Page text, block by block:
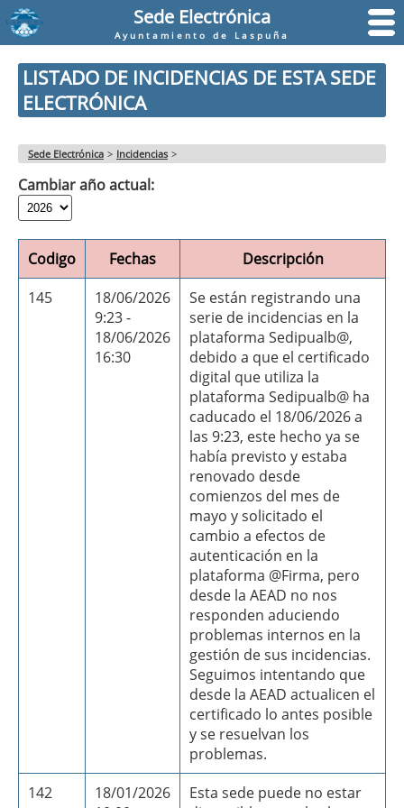
Sede Electrónica
Ayuntamiento de Laspuña
LISTADO DE INCIDENCIAS DE ESTA SEDE
ELECTRÓNICA
Sede Electrónica > Incidencias >
Cambiar año actual:
Codigo Fechas
Descripción
145
18/06/2026
9:23 -
18/06/2026
16:30
Se están registrando una
serie de incidencias en la
plataforma Sedipualb@,
debido a que el certificado
digital que utiliza la
plataforma Sedipualb@ ha
caducado el 18/06/2026 a
las 9:23, este hecho ya se
había previsto y estaba
renovado desde
comienzos del mes de
mayo y solicitado el
cambio a efectos de
autenticación en la
plataforma @Firma, pero
desde la AEAD no nos
responden aduciendo
problemas internos en la
gestión de sus incidencias.
Seguimos intentando que
desde la AEAD actualicen el
certificado lo antes posible
y se resuelvan los
problemas.
142
18/01/2026
Esta sede puede no estar